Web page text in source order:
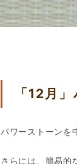
「12月
パワーストーンを
さらには、簡易的